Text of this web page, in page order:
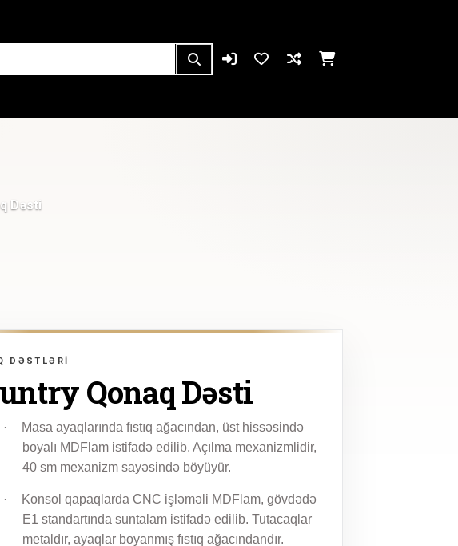
Dəsti
DƏSTLƏRI
Qonaq Dəsti
·
Masa ayaqlarında fıstıq ağacından, üst hissəsində
boyalı MDFlam istifadə edilib. Açılma mexanizmlidir,
40 sm mexanizm sayəsində böyüyür.
·
Konsol qapaqlarda CNC işləməli MDFlam, gövdədə
E1 standartında suntalam istifadə edilib. Tutacaqlar
metaldır, ayaqlar boyanmış fıstıq ağacındandır.